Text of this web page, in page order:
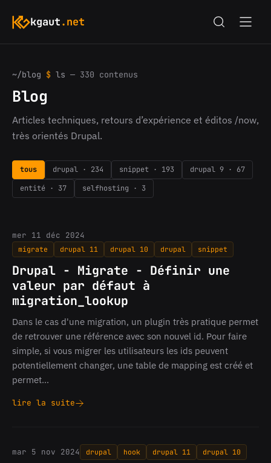
kgaut.net
~/blog $ ls — 330 contenus
Blog
Articles techniques, retours d’expérience et éditos /now,
très orientés Drupal.
tous drupal · 234 snippet · 193
drupal 9 · 67
entité · 37
selfhosting · 3
mer 11 déc 2024
migrate drupal 11 drupal 10 drupal snippet
Drupal - Migrate - Définir une
valeur par défaut à
migration_lookup
Dans le cas d'une migration, un plugin très pratique permet
de retrouver une référence avec son nouvel id. Pour faire
simple, si vous migrer les utilisateurs les ids peuvent
potentiellement changer, une table de mapping est créé et
permet…
lire la suite
Drupal
Définir
mar 5 nov 2024 drupal hook drupal 11 drupal 10